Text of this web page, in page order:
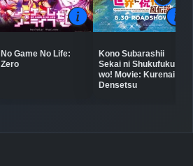
No Game No Life:
Zero
Kono Subarashii
Sekai ni Shukufuku
wo! Movie: Kurenai
Densetsu